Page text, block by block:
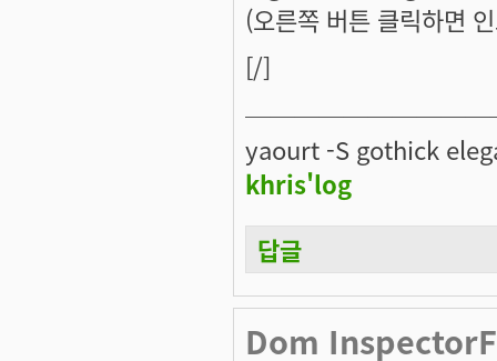
(오른쪽 버튼 클릭하면
[/]
yaourt -S gothick
khris'log
답글
Dom